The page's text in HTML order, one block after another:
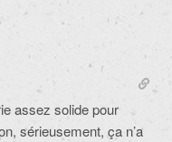
assez solide pour
sérieusement, ça n’a